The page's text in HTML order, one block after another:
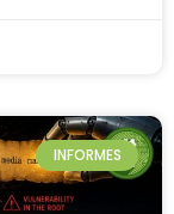
INFORMES